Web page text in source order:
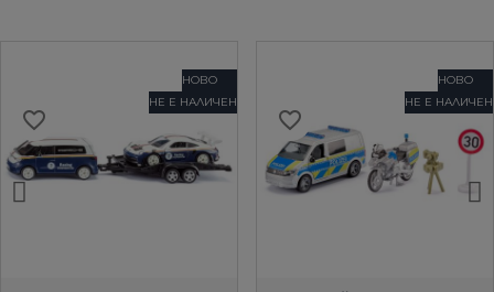
НОВО
НЕ Е НАЛИЧЕН
favorite_border
НОВО
НЕ Е НАЛИЧЕН
favorite_border